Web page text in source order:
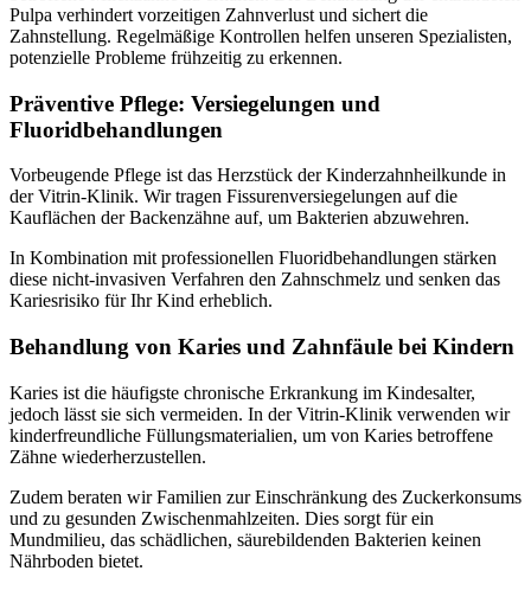
Pulpa verhindert vorzeitigen Zahnverlust und sichert die
Zahnstellung. Regelmäßige Kontrollen helfen unseren Spezialisten,
potenzielle Probleme frühzeitig zu erkennen.
Präventive Pflege: Versiegelungen und
Fluoridbehandlungen
Vorbeugende Pflege ist das Herzstück der Kinderzahnheilkunde in
der Vitrin-Klinik. Wir tragen Fissurenversiegelungen auf die
Kauflächen der Backenzähne auf, um Bakterien abzuwehren.
In Kombination mit professionellen Fluoridbehandlungen stärken
diese nicht-invasiven Verfahren den Zahnschmelz und senken das
Kariesrisiko für Ihr Kind erheblich.
Behandlung von Karies und Zahnfäule bei Kindern
Karies ist die häufigste chronische Erkrankung im Kindesalter,
jedoch lässt sie sich vermeiden. In der Vitrin-Klinik verwenden wir
kinderfreundliche Füllungsmaterialien, um von Karies betroffene
Zähne wiederherzustellen.
Zudem beraten wir Familien zur Einschränkung des Zuckerkonsums
und zu gesunden Zwischenmahlzeiten. Dies sorgt für ein
Mundmilieu, das schädlichen, säurebildenden Bakterien keinen
Nährboden bietet.